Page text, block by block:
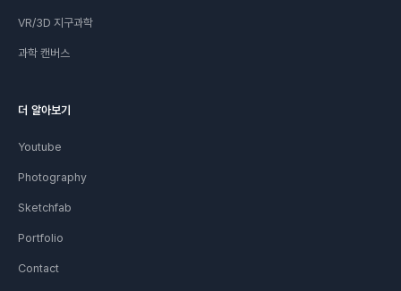
VR/3D 지구과학
과학 캔버스
더 알아보기
Youtube
Photography
Sketchfab
Portfolio
Contact